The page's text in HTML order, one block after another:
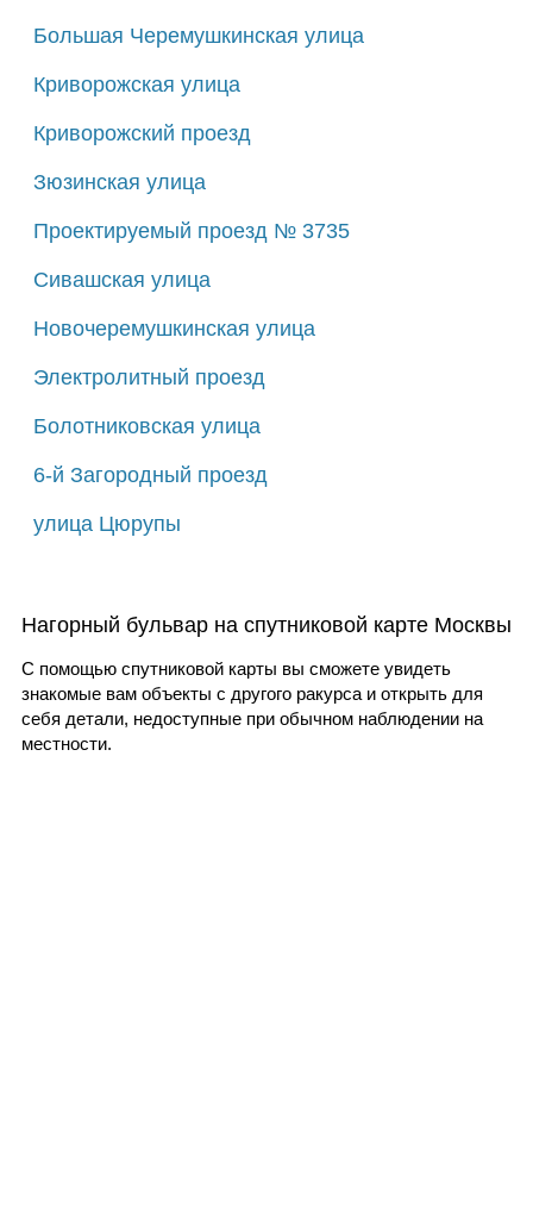
Большая Черемушкинская улица
Криворожская улица
Криворожский проезд
Зюзинская улица
Проектируемый проезд № 3735
Сивашская улица
Новочеремушкинская улица
Электролитный проезд
Болотниковская улица
6-й Загородный проезд
улица Цюрупы
Нагорный бульвар на спутниковой карте Москвы
С помощью спутниковой карты вы сможете увидеть
знакомые вам объекты с другого ракурса и открыть для
себя детали, недоступные при обычном наблюдении на
местности.